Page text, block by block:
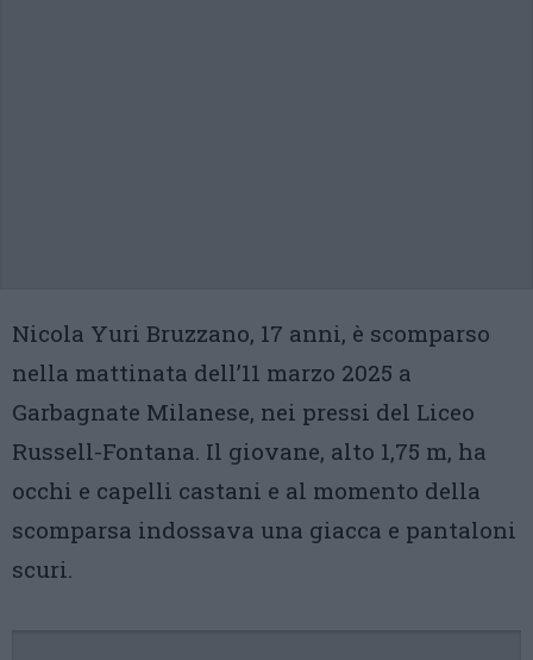
Nicola Yuri Bruzzano, 17 anni, è scomparso
nella mattinata dell’11 marzo 2025 a
Garbagnate Milanese, nei pressi del Liceo
Russell-Fontana. Il giovane, alto 1,75 m, ha
occhi e capelli castani e al momento della
scomparsa indossava una giacca e pantaloni
scuri.